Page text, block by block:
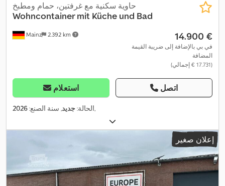
Mainz 2.392 km
حاوية سكنية مع غرفتين، حمام ومطبخ
Wohncontainer mit Küche und Bad
‏14.900 €
في بي بالإضافة إلى ضريبة القيمة
المضافة
(‏17.731 € إجمالي)
استعلام اتصل
الحالة:جديد, سنة الصنع:2026 ,
إعلان صغير